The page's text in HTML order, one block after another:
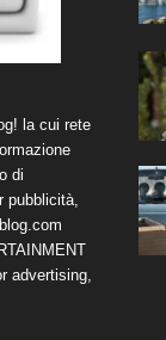
la cui rete
di
pubblicità,
advertising,